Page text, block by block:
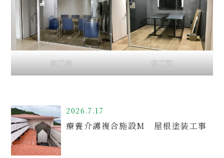
施工前 施工後
2026.7.17
療養介護複合施設M 屋根塗装工事